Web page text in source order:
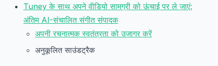
Tuney के साथ अपने वीडियो सामग्री को ऊंचाई पर ले जाएं:
अंतिम AI-संचालित संगीत संपादक
अपनी रचनात्मक स्वतंत्रता को उजागर करें
अनुकूलित साउंडट्रैक